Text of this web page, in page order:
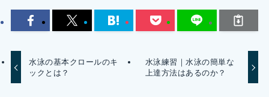
水泳の基本クロールのキ
ックとは？
水泳練習｜水泳の簡単な
上達方法はあるのか？